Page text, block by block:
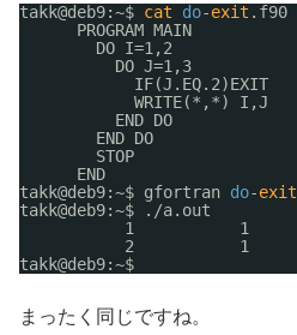
takk@deb9:~$ cat do-exit .f90
PROGRAM MAIN
DO I=1,2
DO J=1,3
IF(J.EQ.2)EXIT
WRITE(*,*) I,J
END DO
END DO
STOP
END
takk@deb9:~$ gfortran do-exit
takk@deb9:~$ . /a.out
1           1
2           1
takk@deb9:~$
まったく同じですね。